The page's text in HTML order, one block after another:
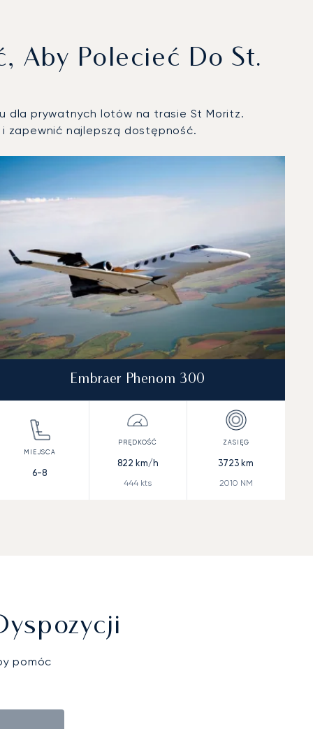
Aby Polecieć Do St.
dla prywatnych lotów na trasie St Moritz.
zapewnić najlepszą dostępność.
Embraer Phenom 300
6-8
822 km/h
444 kts
3723 km
2010 NM
pomóc